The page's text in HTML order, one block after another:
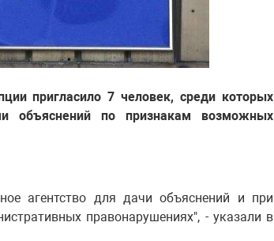
пригласило 7 человек, среди которых
объяснений по признакам возможных
агентство для дачи объяснений и при
правонарушениях", - указали в